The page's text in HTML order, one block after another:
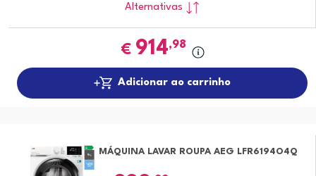
Alternativas
€ 914,98
Adicionar ao carrinho
MÁQUINA LAVAR ROUPA AEG LFR6194O4Q